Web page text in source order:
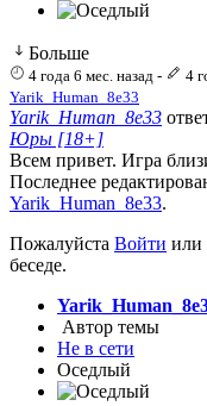
Больше
4 года 6 мес. назад - 4
Yarik_Human_8e33
Yarik_Human_8e33
Юры [18+]
Всем привет. Игра
Последнее
Yarik_Human_8e33.
Пожалуйста Войти или
беседе.
Автор темы
Не в сети
Оседлый